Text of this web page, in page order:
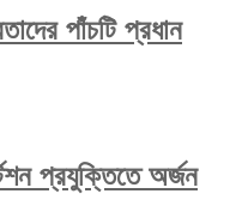
পাঁচটি প্রধান
প্রযুক্তিতে অর্জন